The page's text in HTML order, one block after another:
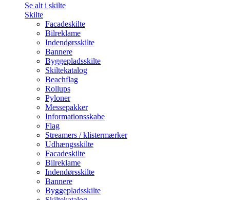
Se alt i skilte
Skilte
Facadeskilte
Bilreklame
Indendørsskilte
Bannere
Byggepladsskilte
Skiltekatalog
Beachflag
Rollups
Pyloner
Messepakker
Informationsskabe
Flag
Streamers / klistermærker
Udhængsskilte
Facadeskilte
Bilreklame
Indendørsskilte
Bannere
Byggepladsskilte